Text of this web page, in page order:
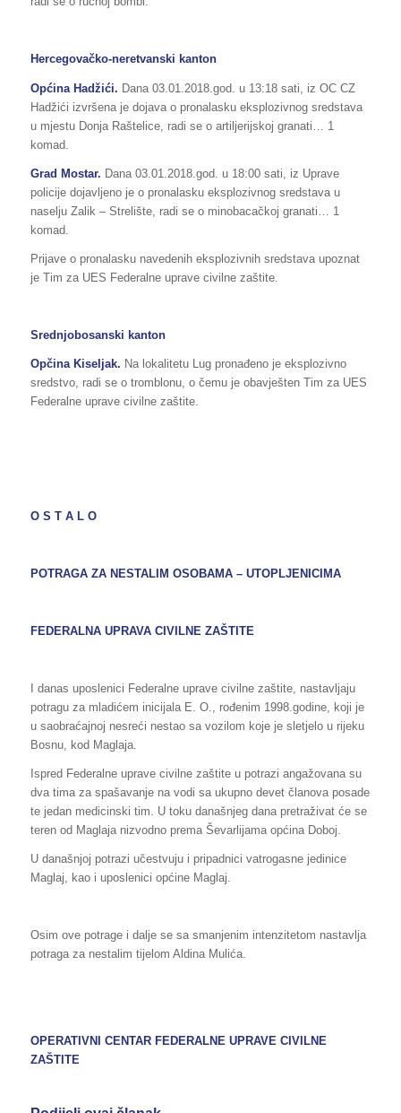
Hercegovačko-neretvanski kanton
Općina Hadžići. Dana 03.01.2018.god. u 13:18 sati, iz OC CZ
Hadžići izvršena je dojava o pronalasku eksplozivnog sredstava
u mjestu Donja Raštelice, radi se o artiljerijskoj granati… 1
komad.
Grad Mostar. Dana 03.01.2018.god. u 18:00 sati, iz Uprave
policije dojavljeno je o pronalasku eksplozivnog sredstava u
naselju Zalik – Strelište, radi se o minobacačkoj granati… 1
komad.
Prijave o pronalasku navedenih eksplozivnih sredstava upoznat
je Tim za UES Federalne uprave civilne zaštite.
Srednjobosanski kanton
Opčina Kiseljak. Na lokalitetu Lug pronađeno je eksplozivno
sredstvo, radi se o tromblonu, o čemu je obavješten Tim za UES
Federalne uprave civilne zaštite.
O S T A L O
POTRAGA ZA NESTALIM OSOBAMA – UTOPLJENICIMA
FEDERALNA UPRAVA CIVILNE ZAŠTITE
I danas uposlenici Federalne uprave civilne zaštite, nastavljaju
potragu za mladićem inicijala E. O., rođenim 1998.godine, koji je
u saobraćajnoj nesreći nestao sa vozilom koje je sletjelo u rijeku
Bosnu, kod Maglaja.
Ispred Federalne uprave civilne zaštite u potrazi angažovana su
dva tima za spašavanje na vodi sa ukupno devet članova posade
te jedan medicinski tim. U toku današnjeg dana pretraživat će se
teren od Maglaja nizvodno prema Ševarlijama općina Doboj.
U današnjoj potrazi učestvuju i pripadnici vatrogasne jedinice
Maglaj, kao i uposlenici općine Maglaj.
Osim ove potrage i dalje se sa smanjenim intenzitetom nastavlja
potraga za nestalim tijelom Aldina Mulića.
OPERATIVNI CENTAR FEDERALNE UPRAVE CIVILNE
ZAŠTITE